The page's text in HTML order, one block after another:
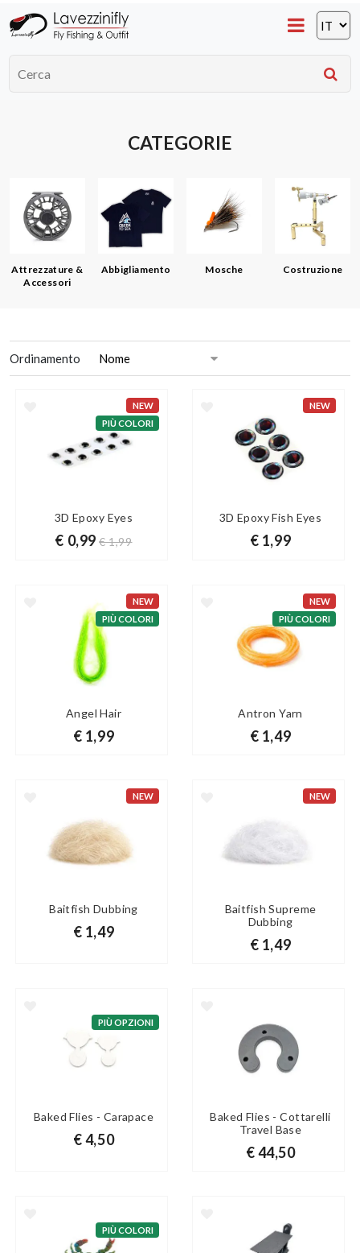
CATEGORIE
Attrezzature &
Accessori
Abbigliamento Mosche Costruzione
Ordinamento
NEW
PIÙ COLORI
3D Epoxy Eyes
€ 0,99€ 1,99
NEW
3D Epoxy Fish Eyes
€ 1,99
NEW
PIÙ COLORI
Angel Hair
€ 1,99
NEW
PIÙ COLORI
Antron Yarn
€ 1,49
NEW
Baitfish Dubbing
€ 1,49
NEW
Baitfish Supreme
Dubbing
€ 1,49
PIÙ OPZIONI
Baked Flies - Carapace
€ 4,50
Baked Flies - Cottarelli
Travel Base
€ 44,50
PIÙ COLORI